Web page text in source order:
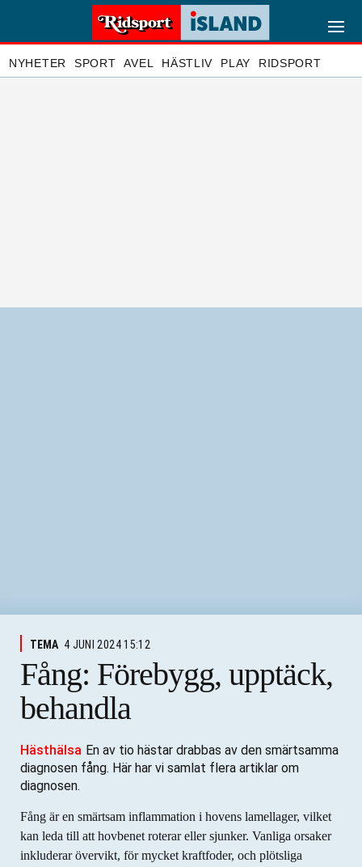
NYHETER SPORT AVEL HÄSTLIV PLAY RIDSPORT
TEMA 4 JUNI 2024 15:12
Fång: Förebygg, upptäck,
behandla
Hästhälsa En av tio hästar drabbas av den smärtsamma
diagnosen fång. Här har vi samlat flera artiklar om
diagnosen.
Fång är en smärtsam inflammation i hovens lamellager, vilket
kan leda till att hovbenet roterar eller sjunker. Vanliga orsaker
inkluderar övervikt, för mycket kraftfoder, och plötsliga